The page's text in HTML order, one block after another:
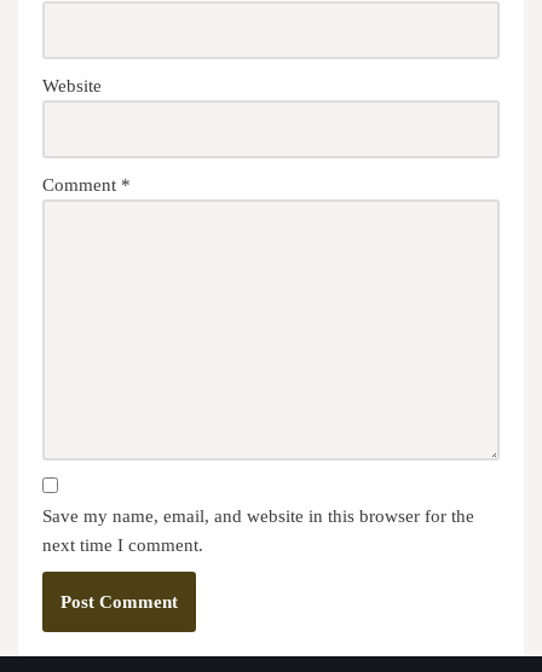
Website
Comment *
Save my name, email, and website in this browser for the
next time I comment.